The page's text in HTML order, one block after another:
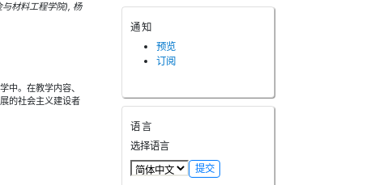
通知
预览
订阅
语言
选择语言
材料工程学院), 杨
中。在教学内容、
的社会主义建设者